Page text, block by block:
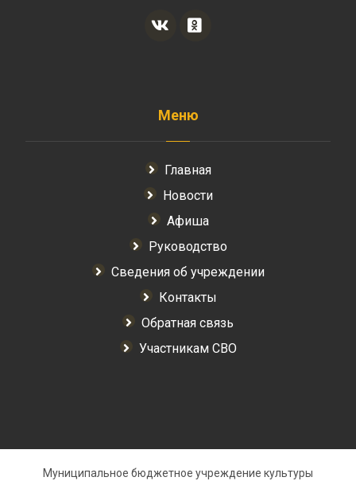
Меню
Главная
Новости
Афиша
Руководство
Сведения об учреждении
Контакты
Обратная связь
Участникам СВО
Муниципальное бюджетное учреждение культуры